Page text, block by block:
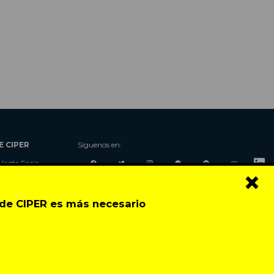
CIPER es más necesario
×
CIPER
Socio
Contacto
Síguenos en: